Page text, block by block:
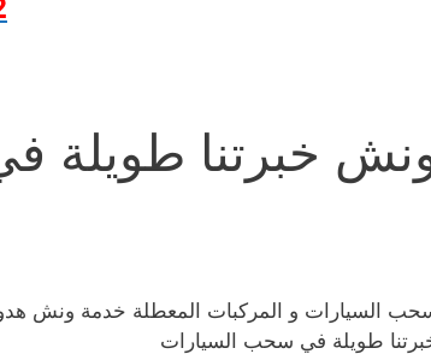
خبرتنا طويلة
طويلة في سحب السيارات